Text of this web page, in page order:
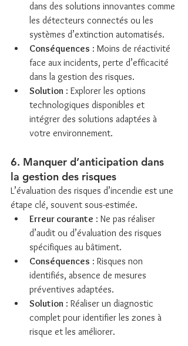
dans des solutions innovantes comme
les détecteurs connectés ou les
systèmes d’extinction automatisés.
Conséquences : Moins de réactivité
face aux incidents, perte d’efficacité
dans la gestion des risques.
Solution : Explorer les options
technologiques disponibles et
intégrer des solutions adaptées à
votre environnement.
6. Manquer d’anticipation dans
la gestion des risques
L’évaluation des risques d’incendie est une
étape clé, souvent sous-estimée.
Erreur courante : Ne pas réaliser
d’audit ou d’évaluation des risques
spécifiques au bâtiment.
Conséquences : Risques non
identifiés, absence de mesures
préventives adaptées.
Solution : Réaliser un diagnostic
complet pour identifier les zones à
risque et les améliorer.